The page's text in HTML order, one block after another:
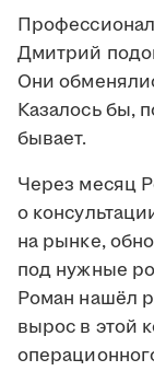
Дмитрий
Они
Казалось бы,
бывает.
Через месяц
о
на рынке,
под нужные
Роман нашёл
вырос в этой